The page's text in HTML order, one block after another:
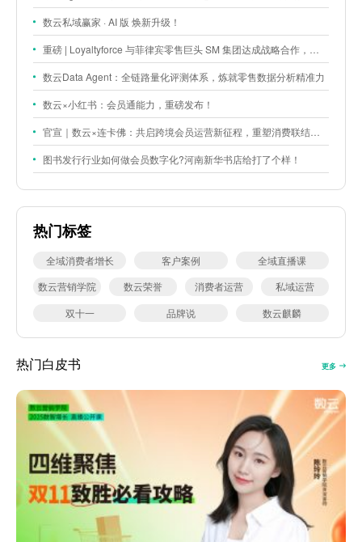
数云私域赢家 · AI 版 焕新升级！
重磅 | Loyaltyforce 与菲律宾零售巨头 SM 集团达成战略合作，携手开启 SMAC 会员数智化运营新征程
数云Data Agent：全链路量化评测体系，炼就零售数据分析精准力
数云×小红书：会员通能力，重磅发布！
官宣｜数云×连卡佛：共启跨境会员运营新征程，重塑消费联结新体验
图书发行行业如何做会员数字化?河南新华书店给打了个样！
热门标签
全域消费者增长 客户案例
全域直播课
数云营销学院
数云荣誉 消费者运营
私域运营
双十一
品牌说 数云麒麟
热门白皮书 更多